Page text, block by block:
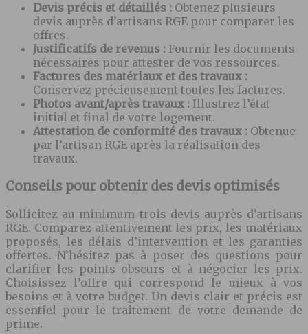
Devis précis et détaillés : Obtenez plusieurs
devis auprès d’artisans RGE pour comparer les
offres.
Justificatifs de revenus : Fournir les documents
nécessaires pour attester de vos ressources.
Factures des matériaux et des travaux :
Conservez précieusement toutes les factures.
Photos avant/après travaux : Illustrez l’état
initial et final de votre logement.
Attestation de conformité des travaux : Obtenue
par l’artisan RGE après la réalisation des
travaux.
Conseils pour obtenir des devis optimisés
Sollicitez au minimum trois devis auprès d’artisans
RGE. Comparez attentivement les prix, les matériaux
proposés, les délais d’intervention et les garanties
offertes. N’hésitez pas à poser des questions pour
clarifier les points obscurs et à négocier les prix.
Choisissez l’offre qui correspond le mieux à vos
besoins et à votre budget. Un devis clair et précis est
essentiel pour le traitement de votre demande de
prime.